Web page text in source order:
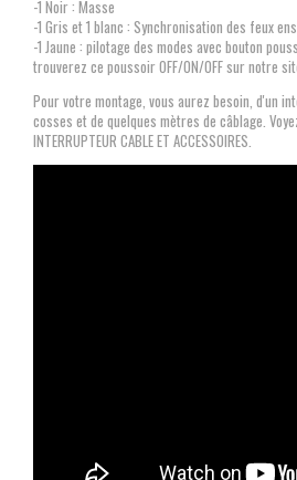
-1 Noir : Masse
-1 Gris et 1 blanc : Synchronisation des feux
-1 Jaune : pilotage des modes avec bouton
trouverez ce poussoir OFF/ON/OFF sur notre
Pour votre montage, vous aurez besoin, d'un
cosses et de quelques mètres de câblage.
INTERRUPTEUR CABLE ET ACCESSOIRES.